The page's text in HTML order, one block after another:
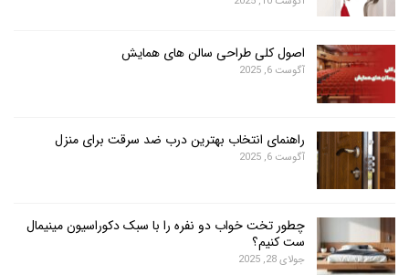
اصول کلی طراحی سالن های همایش
آگوست 6, 2025
راهنمای انتخاب بهترین درب ضد سرقت برای منزل
آگوست 6, 2025
چطور تخت خواب دو نفره را با سبک دکوراسیون مینیمال
ست کنیم؟
جولای 28, 2025